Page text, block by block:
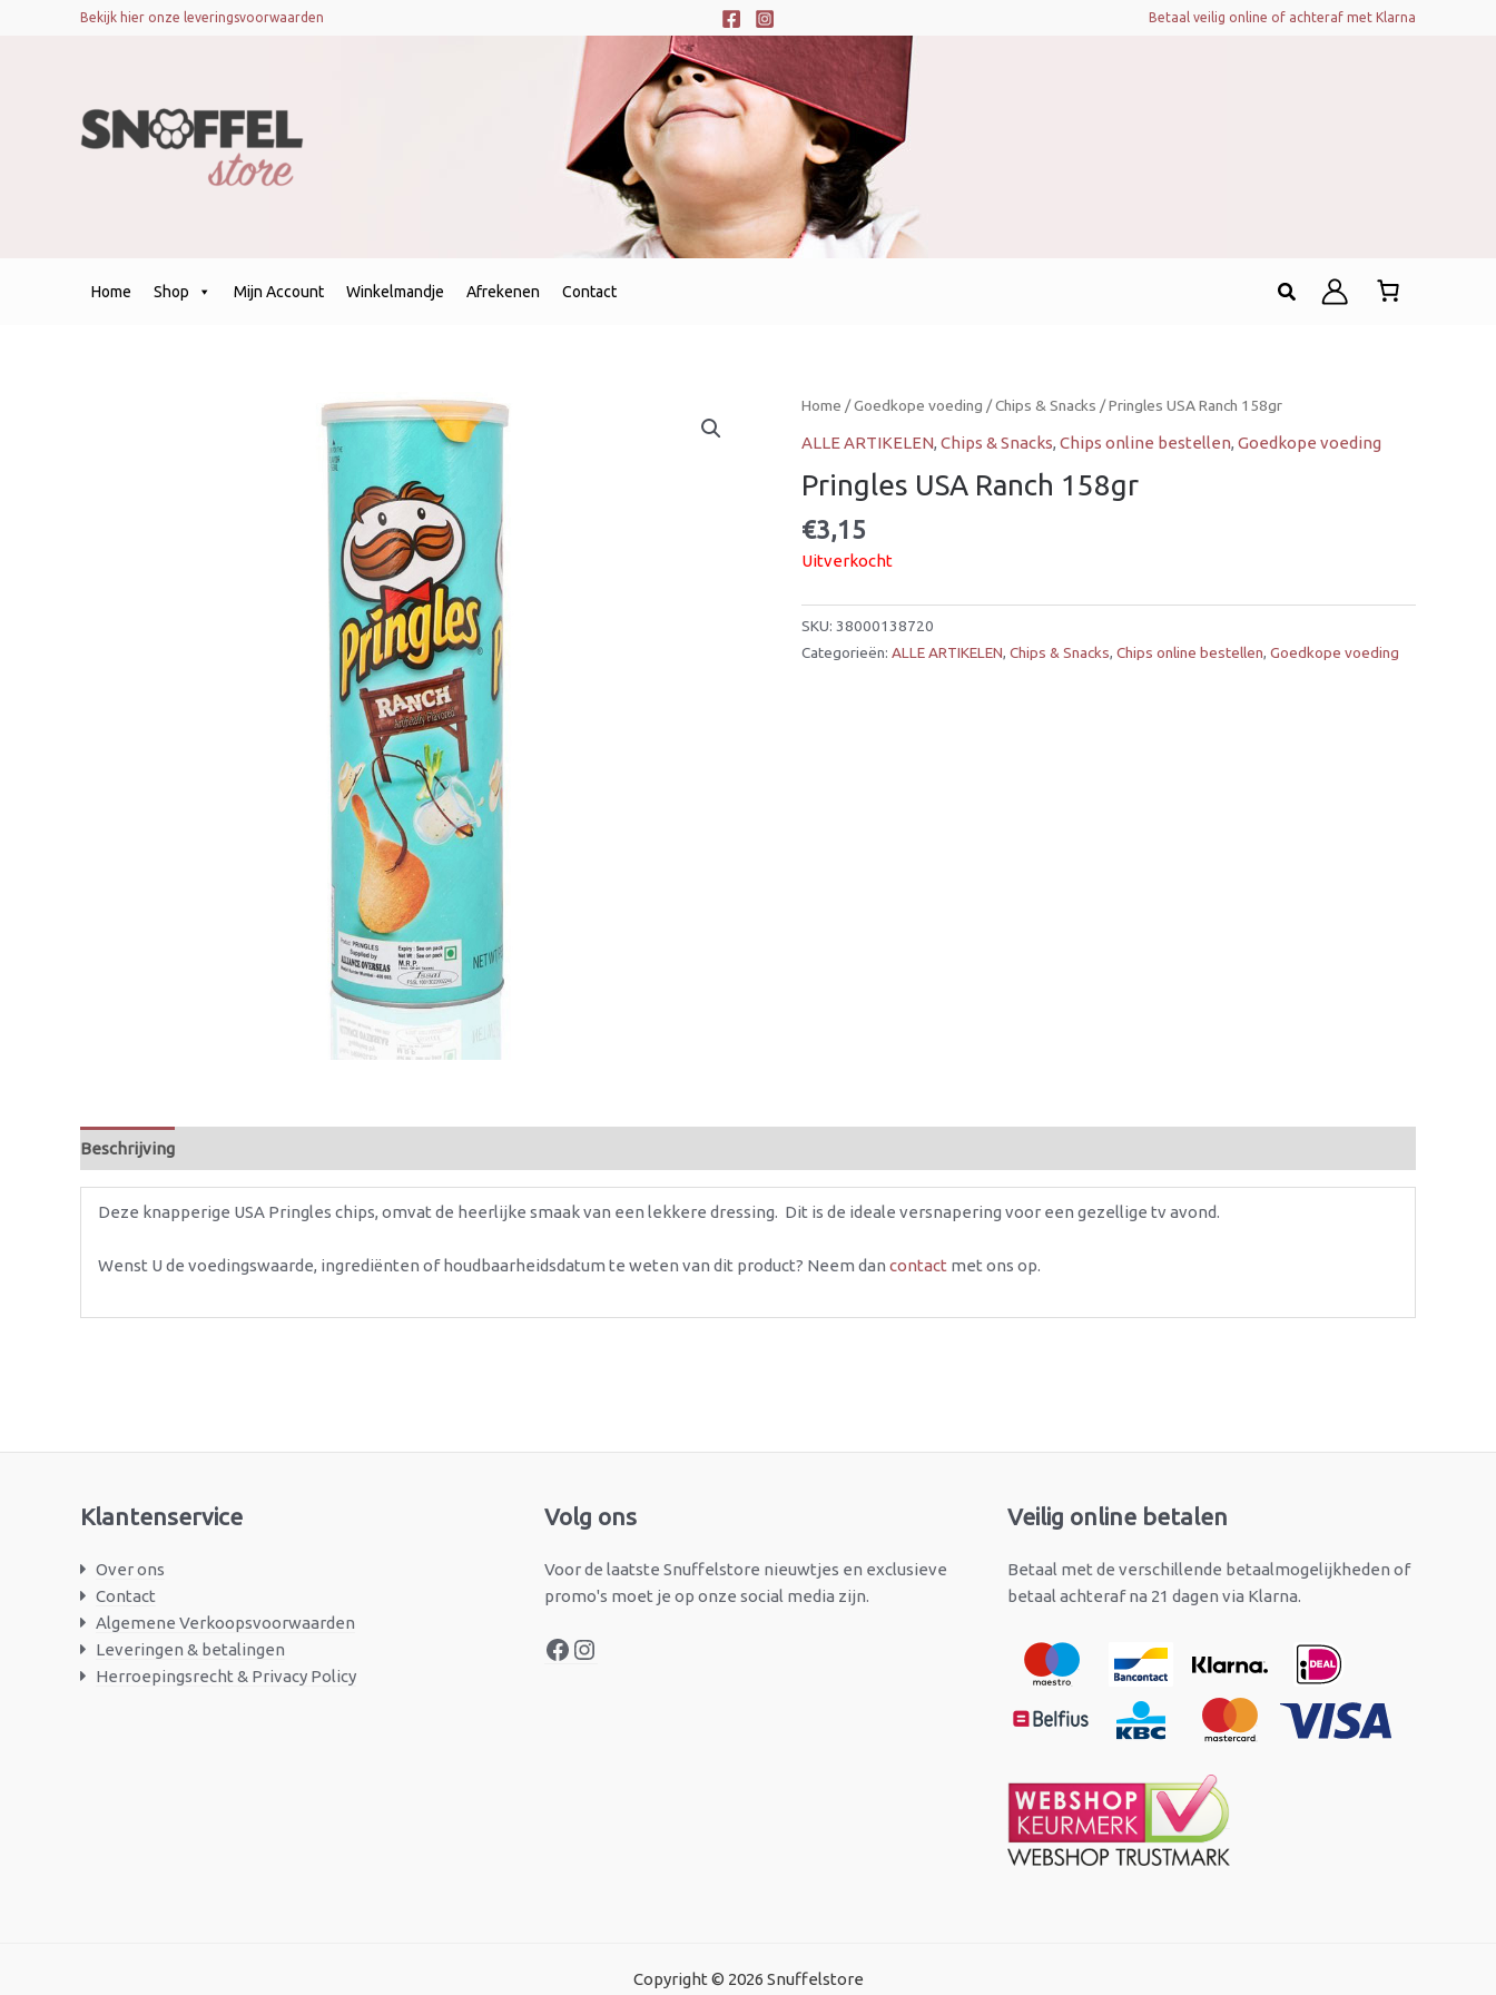
Bekijk hier onze leveringsvoorwaarden Betaal veilig online of achteraf met Klarna
Home Shop Mijn Account Winkelmandje Afrekenen Contact Zoeken
Home /Goedkope voeding /Chips & Snacks / Pringles USA Ranch 158gr
ALLE ARTIKELEN, Chips & Snacks, Chips online bestellen, Goedkope voeding
Pringles USA Ranch 158gr
€3,15
Uitverkocht
SKU: 38000138720
Categorieën: ALLE ARTIKELEN, Chips & Snacks, Chips online bestellen, Goedkope voeding
Beschrijving
Deze knapperige USA Pringles chips, omvat de heerlijke smaak van een lekkere dressing. Dit is de ideale versnapering voor een gezellige tv avond.
Wenst U de voedingswaarde, ingrediënten of houdbaarheidsdatum te weten van dit product? Neem dan contact met ons op.
Klantenservice
Over ons
Contact
Algemene Verkoopsvoorwaarden
Leveringen & betalingen
Herroepingsrecht & Privacy Policy
Volg ons
Voor de laatste Snuffelstore nieuwtjes en exclusieve
promo's moet je op onze social media zijn.
Facebook
Instagram Veilig online betalen
Betaal met de verschillende betaalmogelijkheden of
betaal achteraf na 21 dagen via Klarna.
Copyright © 2026 Snuffelstore